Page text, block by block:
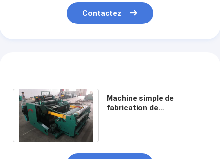
Contactez
Machine simple de
fabrication de